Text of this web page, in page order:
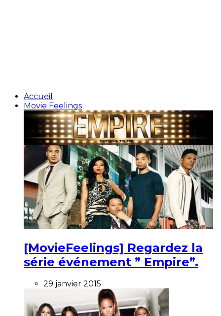
Accueil
Movie Feelings
[MovieFeelings] Regardez la
série événement ” Empire”.
29 janvier 2015